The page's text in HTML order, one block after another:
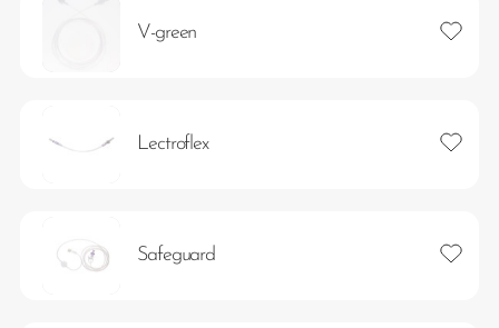
V-green Lägg
Lectroflex Lägg
Safeguard Lägg